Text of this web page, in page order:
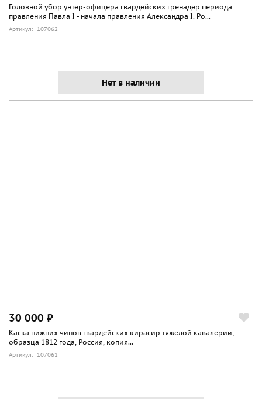
Головной убор унтер-офицера гвардейских гренадер периода
правления Павла I - начала правления Александра I. Ро...
Артикул: 107062
Нет в наличии
30 000 ₽
Каска нижних чинов гвардейских кирасир тяжелой кавалерии,
образца 1812 года, Россия, копия...
Артикул: 107061